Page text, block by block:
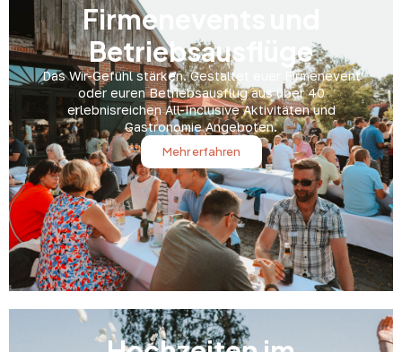
Firmenevents und
Betriebsausflüge
Das Wir-Gefühl stärken. Gestaltet euer Firmenevent
oder euren Betriebsausflug aus über 40
erlebnisreichen All-Inclusive Aktivitäten und
Gastronomie Angeboten.
Mehr erfahren